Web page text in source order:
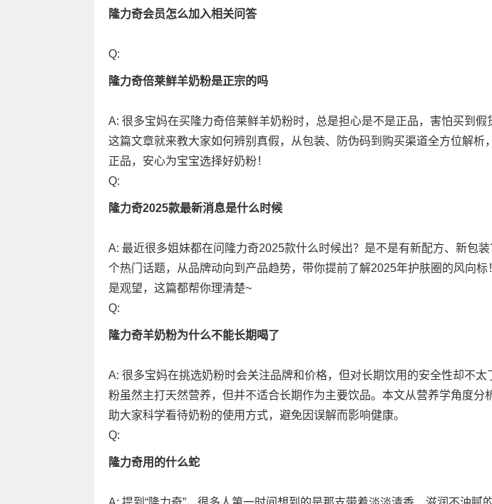
隆力奇会员怎么加入相关问答
Q:
隆力奇倍莱鲜羊奶粉是正宗的吗
A: 很多宝妈在买隆力奇倍莱鲜羊奶粉时，总是担心是不是正品，害怕买到假
这篇文章就来教大家如何辨别真假，从包装、防伪码到购买渠道全方位解析
正品，安心为宝宝选择好奶粉！
Q:
隆力奇2025款最新消息是什么时候
A: 最近很多姐妹都在问隆力奇2025款什么时候出？是不是有新配方、新包
个热门话题，从品牌动向到产品趋势，带你提前了解2025年护肤圈的风向标
是观望，这篇都帮你理清楚~
Q:
隆力奇羊奶粉为什么不能长期喝了
A: 很多宝妈在挑选奶粉时会关注品牌和价格，但对长期饮用的安全性却不太
粉虽然主打天然营养，但并不适合长期作为主要饮品。本文从营养学角度分
助大家科学看待奶粉的使用方式，避免因误解而影响健康。
Q:
隆力奇用的什么蛇